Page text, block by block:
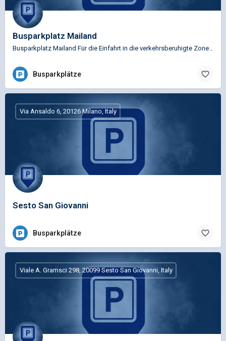
Busparkplatz Mailand
Busparkplätze
Sesto San Giovanni
Via Ansaldo 6, 20126 Milano, Italy
Busparkplätze
Viale A. Gramsci 298, 20099 Sesto San Giovanni, Italy